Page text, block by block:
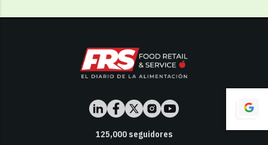
125,000seguidores